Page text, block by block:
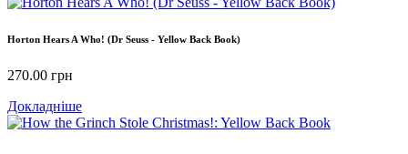
Horton Hears A Who! (Dr Seuss - Yellow Back Book)
270.00 грн
Докладніше